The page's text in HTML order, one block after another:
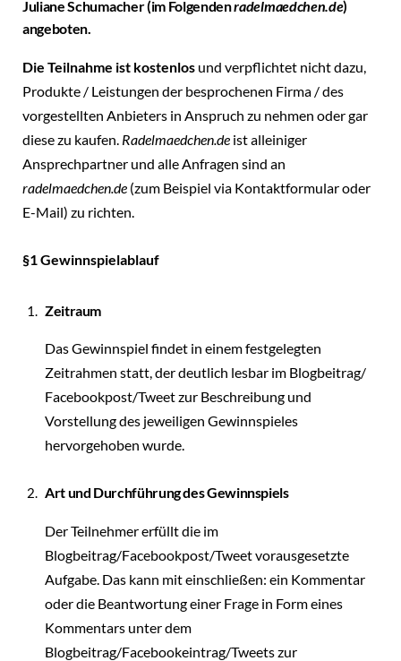
Juliane Schumacher (im Folgendenradelmaedchen.de)
angeboten.
Die Teilnahme ist kostenlos und verpflichtet nicht dazu,
Produkte / Leistungen der besprochenen Firma / des
vorgestellten Anbieters in Anspruch zu nehmen oder gar
diese zu kaufen. Radelmaedchen.de ist alleiniger
Ansprechpartner und alle Anfragen sind an
radelmaedchen.de (zum Beispiel via Kontaktformular oder
E-Mail) zu richten.
§1 Gewinnspielablauf
Zeitraum
Das Gewinnspiel findet in einem festgelegten
Zeitrahmen statt, der deutlich lesbar im Blogbeitrag/
Facebookpost/Tweet zur Beschreibung und
Vorstellung des jeweiligen Gewinnspieles
hervorgehoben wurde.
Art und Durchführung des Gewinnspiels
Der Teilnehmer erfüllt die im
Blogbeitrag/Facebookpost/Tweet vorausgesetzte
Aufgabe. Das kann mit einschließen: ein Kommentar
oder die Beantwortung einer Frage in Form eines
Kommentars unter dem
Blogbeitrag/Facebookeintrag/Tweets zur